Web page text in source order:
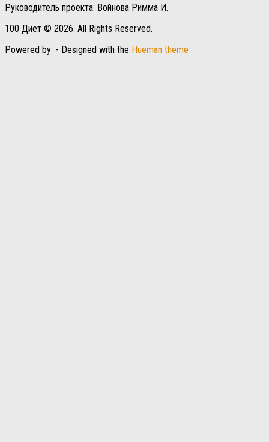
Руководитель проекта: Войнова Римма И.
100 Диет © 2026. All Rights Reserved.
Powered by - Designed with the Hueman theme